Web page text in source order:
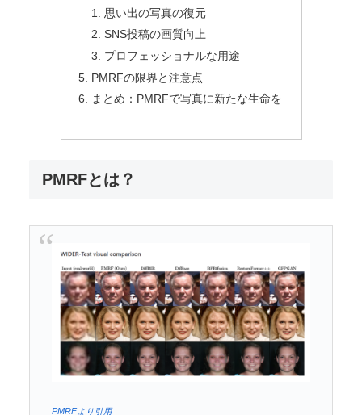
・画質を綺麗にするAIツールを探している
目次
PMRFの使い方
5. 結果の確認とダウンロード
PMRFの活用シーン
思い出の写真の復元
SNS投稿の画質向上
プロフェッショナルな用途
PMRFの限界と注意点